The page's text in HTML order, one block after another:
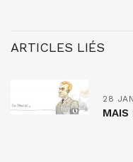
ARTICLES LIÉS
28
MAIS